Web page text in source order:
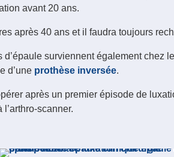
avant 20 ans.
après 40 ans et il faudra toujours
d’épaule surviennent également chez
d’une prothèse inversée.
après un premier épisode de
scanner.